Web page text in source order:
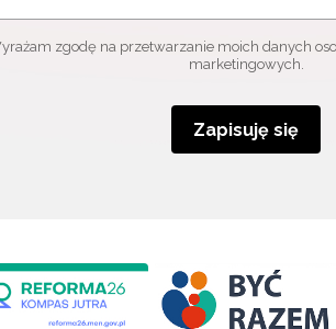
zgodę na przetwarzanie moich danych
marketingowych.
Zapisuję się